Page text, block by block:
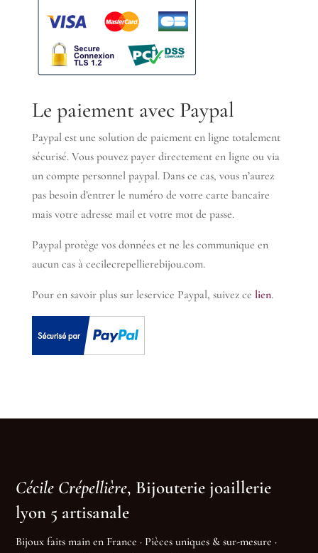
Le paiement avec Paypal
Paypal est une solution de paiement en ligne totalement
sécurisé. Vous pouvez payer directement en ligne ou via
un compte personnel paypal. Dans ce cas, vous n’aurez
pas besoin d’entrer le numéro de votre carte bancaire
mais votre adresse mail et votre mot de passe.
Paypal protège vos données et ne les communique en
aucun cas à cecilecrepellierebijou.com.
Pour en savoir plus sur leservice Paypal, suivez ce lien.
Cécile Crépellière, Bijouterie joaillerie
lyon 5 artisanale
Bijoux faits main en France · Pièces uniques & sur-mesure ·